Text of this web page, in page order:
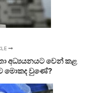
අධ්‍යයනයට වෙන් කළ
මොකද වුණේ?